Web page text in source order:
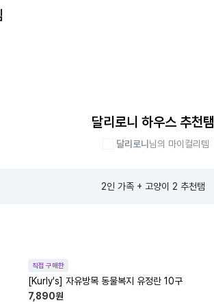
달리로니 하우스 추천탬
달리로니 님의 마이컬리템
2인 가족 + 고양이 2 추천탬
직접 구매한
[Kurly's] 자유방목 동물복지 유정란 10구
7,890원